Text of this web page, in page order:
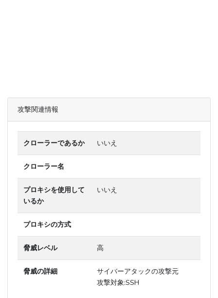
攻撃関連情報
クローラーであるか いいえ
クローラー名
プロキシを使用して
いるか
いいえ
プロキシの方式
脅威レベル 高
脅威の詳細
サイバーアタックの攻撃元
攻撃対象:SSH